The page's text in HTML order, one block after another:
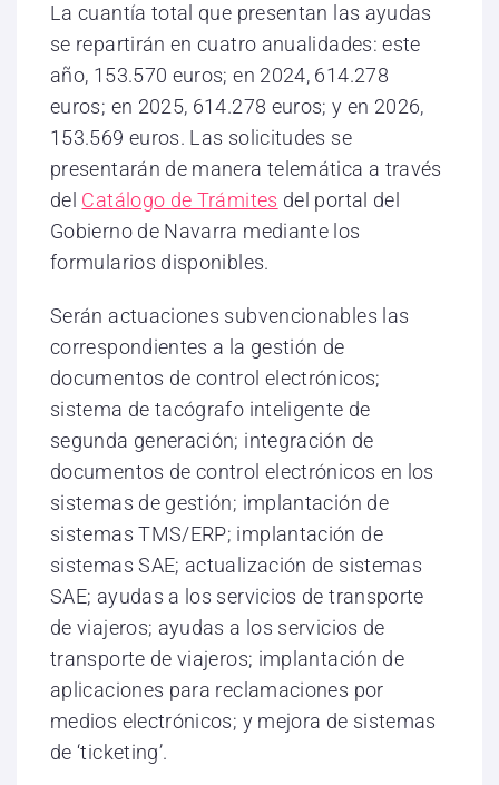
La cuantía total que presentan las ayudas
se repartirán en cuatro anualidades: este
año, 153.570 euros; en 2024, 614.278
euros; en 2025, 614.278 euros; y en 2026,
153.569 euros. Las solicitudes se
presentarán de manera telemática a través
del Catálogo de Trámites del portal del
Gobierno de Navarra mediante los
formularios disponibles.
Serán actuaciones subvencionables las
correspondientes a la gestión de
documentos de control electrónicos;
sistema de tacógrafo inteligente de
segunda generación; integración de
documentos de control electrónicos en los
sistemas de gestión; implantación de
sistemas TMS/ERP; implantación de
sistemas SAE; actualización de sistemas
SAE; ayudas a los servicios de transporte
de viajeros; ayudas a los servicios de
transporte de viajeros; implantación de
aplicaciones para reclamaciones por
medios electrónicos; y mejora de sistemas
de ‘ticketing’.